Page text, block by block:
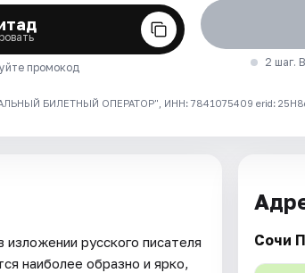
промокод
2 шаг.
БИЛЕТНЫЙ ОПЕРАТОР", ИНН: 7841075409 erid:
русского писателя
наиболее образно и ярко,
Сочи